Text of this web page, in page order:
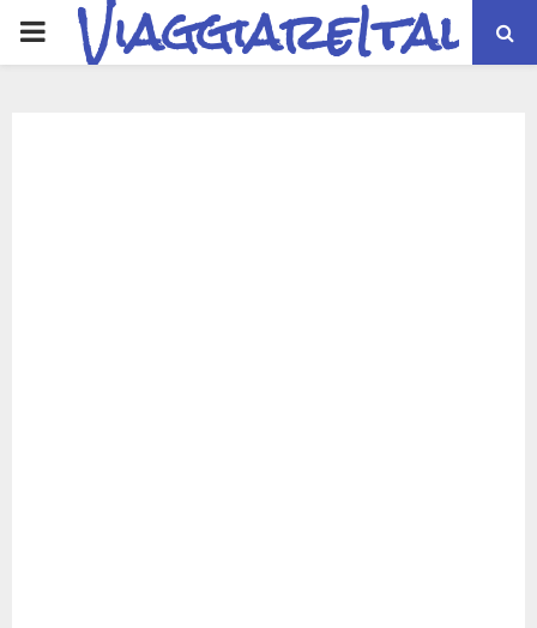
PRIMARYViaggiareItalia